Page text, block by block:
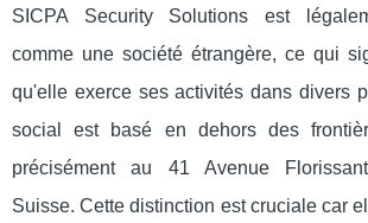
SICPA Security Solutions est
comme une société étrangère, ce qui
qu'elle exerce ses activités dans divers
social est basé en dehors des
précisément au 41 Avenue
Suisse. Cette distinction est cruciale car